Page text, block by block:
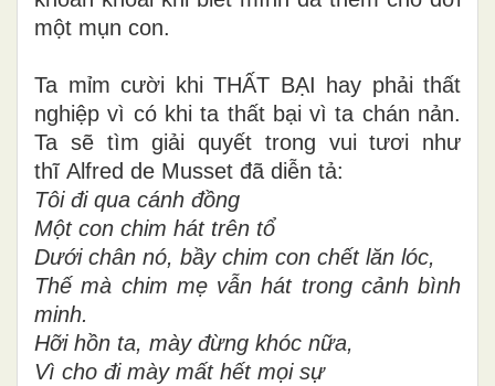
một mụn con.
Ta mỉm cười khi THẤT BẠI hay phải thất
nghiệp vì có khi ta thất bại vì ta chán nản.
Ta sẽ tìm giải quyết trong vui tươi như
thĩ Alfred de Musset đã diễn tả:
Tôi đi qua cánh đồng
Một con chim hát trên tổ
Dưới chân nó, bầy chim con chết lăn lóc,
Thế mà chim mẹ vẫn hát trong cảnh bình
minh.
Hỡi hồn ta, mày đừng khóc nữa,
Vì cho đi mày mất hết mọi sự